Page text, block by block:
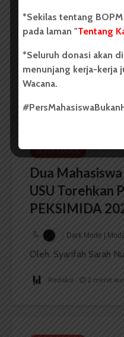
Sumatra Utara
Oleh: Iyusarah
Redaksi
BERITA KAMPUS
Dua
USU Torehkan
PEKSIMIDA
Dark Mode |
Oleh: Syarifah Sarah
Redaksi 2 menit
*Sekilas tentang
pada laman "Tentang
*Seluruh donasi akan
menunjang kerja-kerja
Wacana.